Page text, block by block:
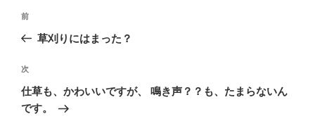
投
ビ
ゲ
ー
前
の
稿
前
草刈りにはまった？
次
の
投
次
仕草も、かわいいですが、 鳴き声？？も、たまらないん
です。